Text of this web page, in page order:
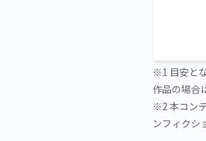
※1 目安と
作品の場合
※2 本コン
ンフィクシ